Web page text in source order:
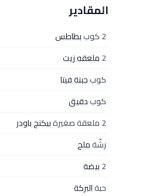
المقادير
2 كوب
بطاطس
2ملعقه زيت
كوبجبنة فيتا
كوبدقيق
2 ملعقة صغيرة
بيكنج باودر
رشّةملح
2بيضة
حبةالبركة